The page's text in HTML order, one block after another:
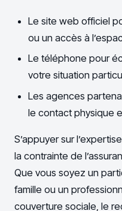
Le site web officiel
ou un accès à
Le téléphone pour
votre situation
Les agences
le contact physique
S’appuyer sur
la contrainte de
Que vous soyez un
famille ou un
couverture sociale, le